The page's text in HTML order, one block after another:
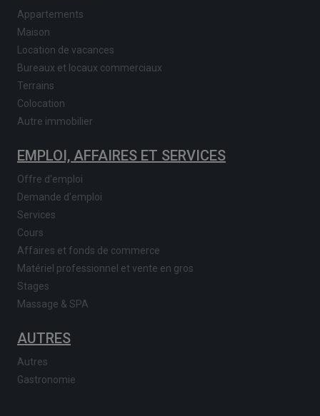
Appartements
Maison
Location de vacances
Bureaux et locaux commerciaux
Terrains
Colocation
Autre immobilier
EMPLOI, AFFAIRES ET SERVICES
Offre d'emploi
Demande d'emploi
Services
Cours
Affaires et fonds de commerce
Matériel professionnel et vente en gros
Stages
Massage & SPA
AUTRES
Autres
Gastronomie